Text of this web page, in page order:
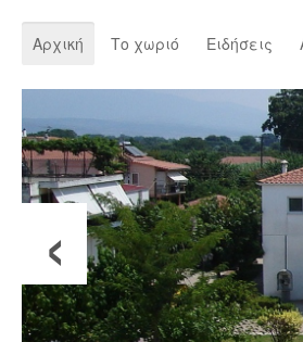
Αρχική Το χωριό Ειδήσεις
‹